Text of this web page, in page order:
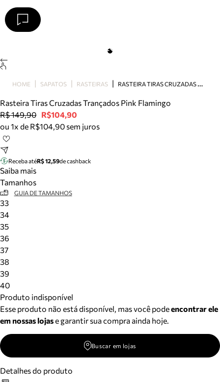
Papete
Scarpin
Mocassim
Bolsa
Tênis
Mule
Rasteira
Precisa de ajuda?
Arezzo
HOME SAPATOS RASTEIRAS R
ASTEIRA TIRAS CRUZADAS TRANÇADOS PINK FLAMINGO
Rasteira Tiras Cruzadas Trançados Pink Flamingo
R$ 149,90 R$104,90
ou 1x de R$104,90 sem juros
Receba atéR$ 12,59de cashback
Saiba mais
Tamanhos
GUIA DE TAMANHOS
33
34
35
36
37
38
39
40
Produto indisponível
Esse produto não está disponível, mas você podeencontrar ele
em nossas lojase garantir sua compra ainda hoje.
Buscar em lojas
Detalhes do produto